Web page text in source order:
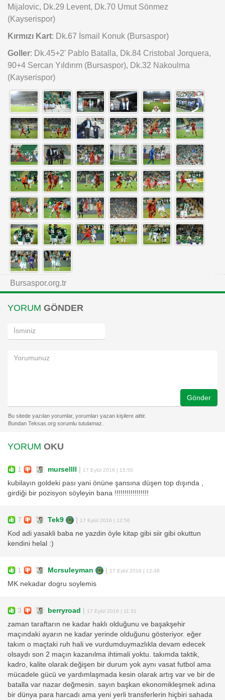
Mijalovic, Dk.29 Levent, Dk.70 Umut Sönmez
(Kayserispor)
Kırmızı Kart: Dk.67 İsmail Konuk (Bursaspor)
Goller: Dk.45+2' Pablo Batalla, Dk.84 Cristobal Jorquera,
90+4 Sercan Yıldırım (Bursaspor), Dk.32 Nakoulma
(Kayserispor)
Bursaspor.org.tr
YORUM GÖNDER
Gönder
YORUM OKU
1 mursellll | 17 Eylül 2016 | 15:50
kubilayın goldeki pası yani önüne şansına düşen top dışında ,
girdiği bir pozisyon söyleyin bana !!!!!!!!!!!!!!!!!
7 Tek9 | 17 Eylül 2016 | 12:56
Kod adi yasakli baba ne yazdin öyle kitap gibi siir gibi okuttun
kendini helal :)
1 Mcrsuleyman | 17 Eylül 2016 | 12:48
MK nekadar dogru soylemis
3 berryroad | 17 Eylül 2016 | 11:31
zaman taraftarın ne kadar haklı olduğunu ve başakşehir
maçındaki ayarın ne kadar yerinde olduğunu gösteriyor. eğer
takım o maçtaki ruh hali ve vurdumduymazlıkla devam edecek
olsaydı son 2 maçın kazanılma ihtimali yoktu. takımda taktik,
kadro, kalite olarak değişen bir durum yok aynı vasat futbol ama
mücadele gücü ve yardımlaşmada kesin olarak artış var ve bir de
batalla var nazar değmesin. sayın başkan ekonomikleşmek adına
bir dünya para harcadı ama yeni yerli transferlerin hiçbiri sahada